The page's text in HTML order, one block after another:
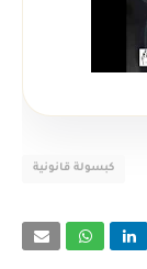
كبسولة قانونية